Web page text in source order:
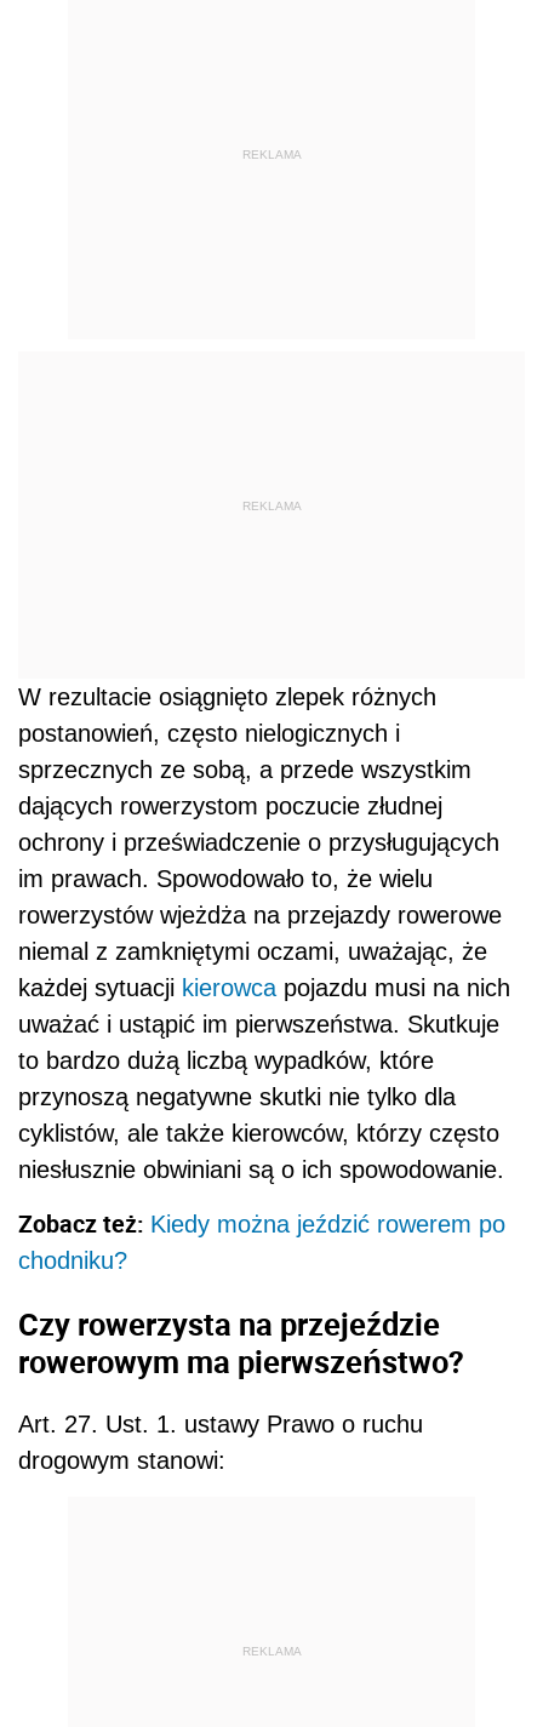
REKLAMA
REKLAMA
W rezultacie osiągnięto zlepek różnych
postanowień, często nielogicznych i
sprzecznych ze sobą, a przede wszystkim
dających rowerzystom poczucie złudnej
ochrony i przeświadczenie o przysługujących
im prawach. Spowodowało to, że wielu
rowerzystów wjeżdża na przejazdy rowerowe
niemal z zamkniętymi oczami, uważając, że
każdej sytuacji kierowca pojazdu musi na nich
uważać i ustąpić im pierwszeństwa. Skutkuje
to bardzo dużą liczbą wypadków, które
przynoszą negatywne skutki nie tylko dla
cyklistów, ale także kierowców, którzy często
niesłusznie obwiniani są o ich spowodowanie.
Zobacz też: Kiedy można jeździć rowerem po
chodniku?
Czy rowerzysta na przejeździe
rowerowym ma pierwszeństwo?
Art. 27. Ust. 1. ustawy Prawo o ruchu
drogowym stanowi:
REKLAMA